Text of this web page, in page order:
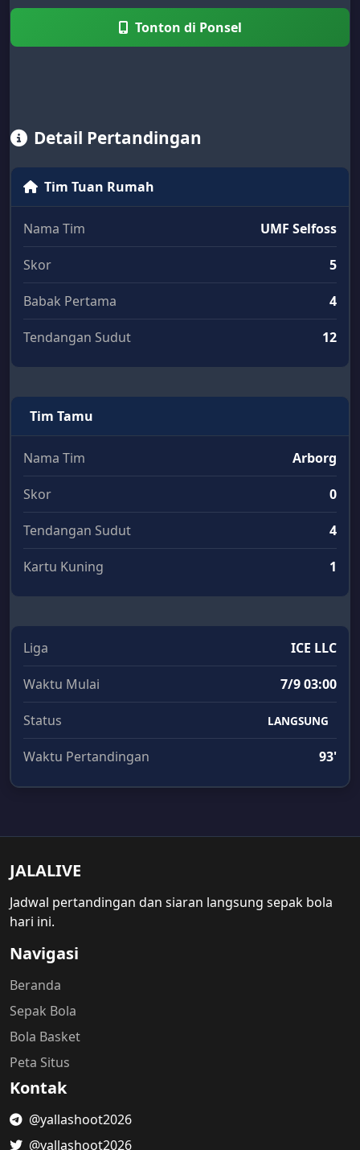
Tonton di Ponsel
Detail Pertandingan
Tim Tuan Rumah
Nama Tim UMF Selfoss
Skor 5
Babak Pertama 4
Tendangan Sudut 12
Tim Tamu
Nama Tim Arborg
Skor 0
Tendangan Sudut 4
Kartu Kuning 1
Liga ICE LLC
Waktu Mulai 7/9 03:00
Status LANGSUNG
Waktu Pertandingan 93'
JALALIVE
Jadwal pertandingan dan siaran langsung sepak bola
hari ini.
Navigasi
Beranda
Sepak Bola
Bola Basket
Peta Situs
Kontak
@yallashoot2026
@yallashoot2026